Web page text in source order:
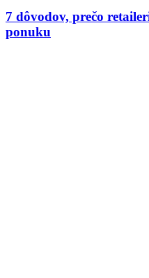
7 dôvodov, prečo
ponuku